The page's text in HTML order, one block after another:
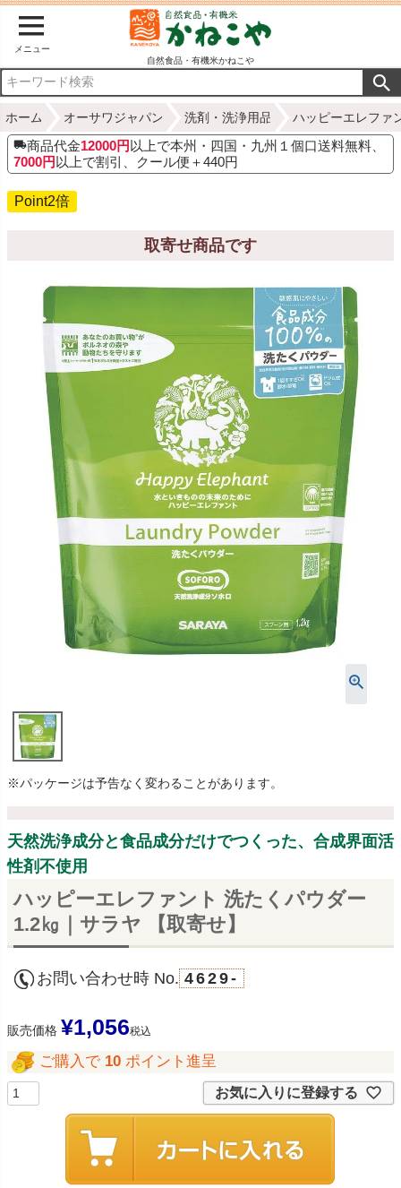
メニュー
自然食品・有機米かねこや
ホーム オーサワジャパン 洗剤・洗浄用品 ハッピーエレファ
商品代金12000円 以上で本州・四国・九州１個口送料無料、
7000円 以上で割引、クール便＋440円
Point2倍
取寄せ商品です
※パッケージは予告なく変わることがあります。
天然洗浄成分と食品成分だけでつくった、合成界面活
性剤不使用
ハッピーエレファント 洗たくパウダー
1.2㎏｜サラヤ 【取寄せ】
お問い合わせ時 No. 4629-
販売価格 ¥1,056税込
ご購入で 10 ポイント進呈
お気に入りに登録する